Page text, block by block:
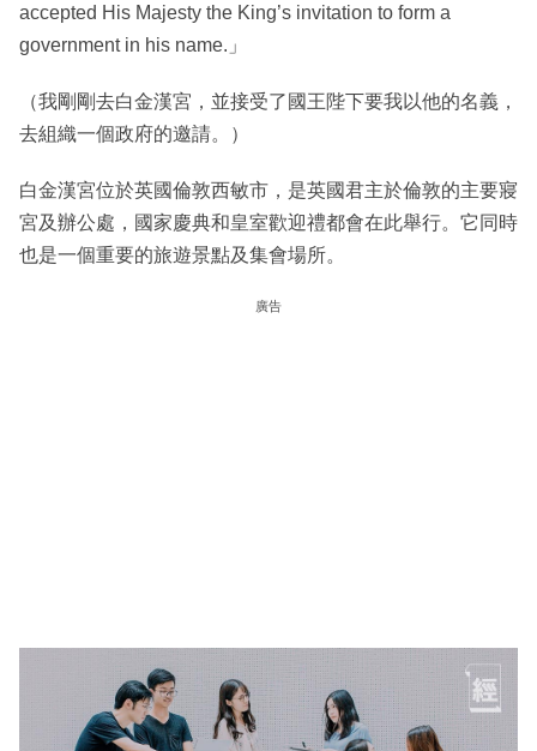
accepted His Majesty the King’s invitation to form a
government in his name.」
（我剛剛去白金漢宮，並接受了國王陛下要我以他的名義，
去組織一個政府的邀請。）
白金漢宮位於英國倫敦西敏市，是英國君主於倫敦的主要寢
宮及辦公處，國家慶典和皇室歡迎禮都會在此舉行。它同時
也是一個重要的旅遊景點及集會場所。
廣告